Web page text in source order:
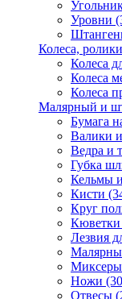
Уровни
Колеса,
Колеса
Колеса
Колеса
Малярный и
Бумага
Валики
Ведра и
Губка
Кельмы
Кисти
Круг
Кюветки
Лезвия
Миксеры
Ножи
Отвесы